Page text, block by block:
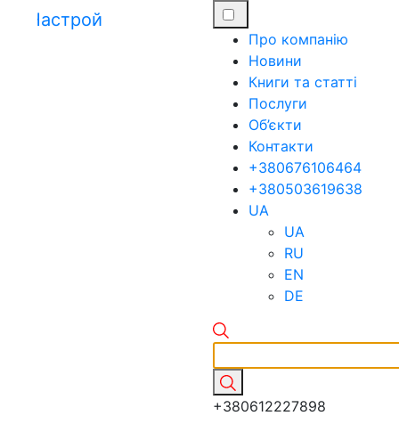
Про компанію
Новини
Книги та статті
Послуги
Об’єкти
Контакти
+380676106464
+380503619638
+380612227898